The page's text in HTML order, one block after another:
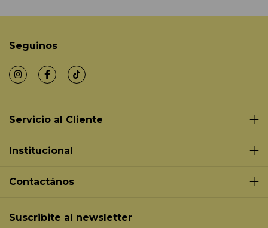
Seguinos
Servicio al Cliente
Institucional
Contactános
Suscribite al newsletter